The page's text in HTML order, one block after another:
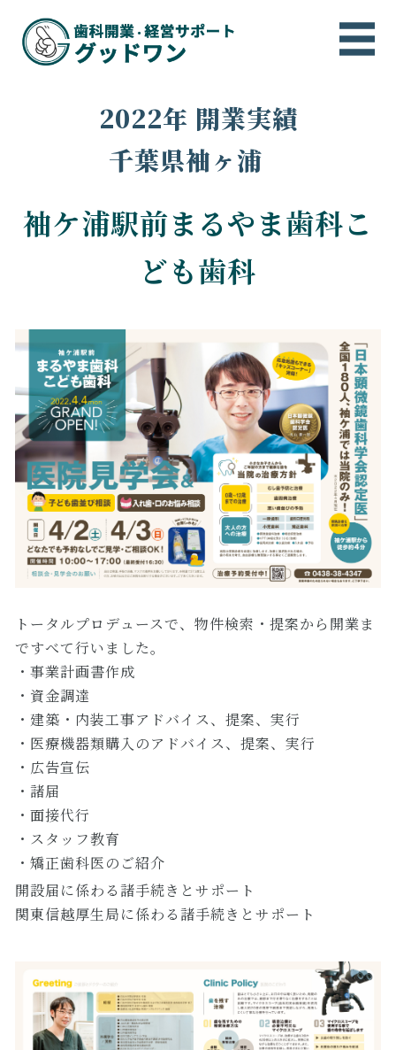
2022年 開業実績
千葉県袖ヶ浦
袖ケ浦駅前まるやま歯科こ
ども歯科
トータルプロデュースで、物件検索・提案から開業ま
ですべて行いました。
・事業計画書作成
・資金調達
・建築・内装工事アドバイス、提案、実行
・医療機器類購入のアドバイス、提案、実行
・広告宣伝
・諸届
・面接代行
・スタッフ教育
・矯正歯科医のご紹介
開設届に係わる諸手続きとサポート
関東信越厚生局に係わる諸手続きとサポート